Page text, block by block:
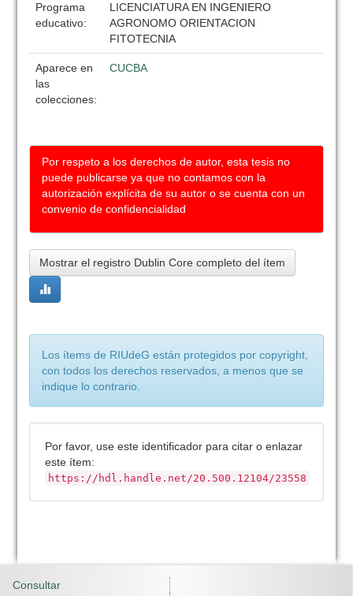
Programa
educativo:
LICENCIATURA EN INGENIERO
AGRONOMO ORIENTACION
FITOTECNIA
Aparece en
las
colecciones:
CUCBA
Por respeto a los derechos de autor, esta tesis no
puede publicarse ya que no contamos con la
autorización explícita de su autor o se cuenta con un
convenio de confidencialidad
Mostrar el registro Dublin Core completo del ítem
Los ítems de RIUdeG están protegidos por copyright,
con todos los derechos reservados, a menos que se
indique lo contrario.
Por favor, use este identificador para citar o enlazar
este ítem:
https://hdl.handle.net/20.500.12104/23558
Consultar